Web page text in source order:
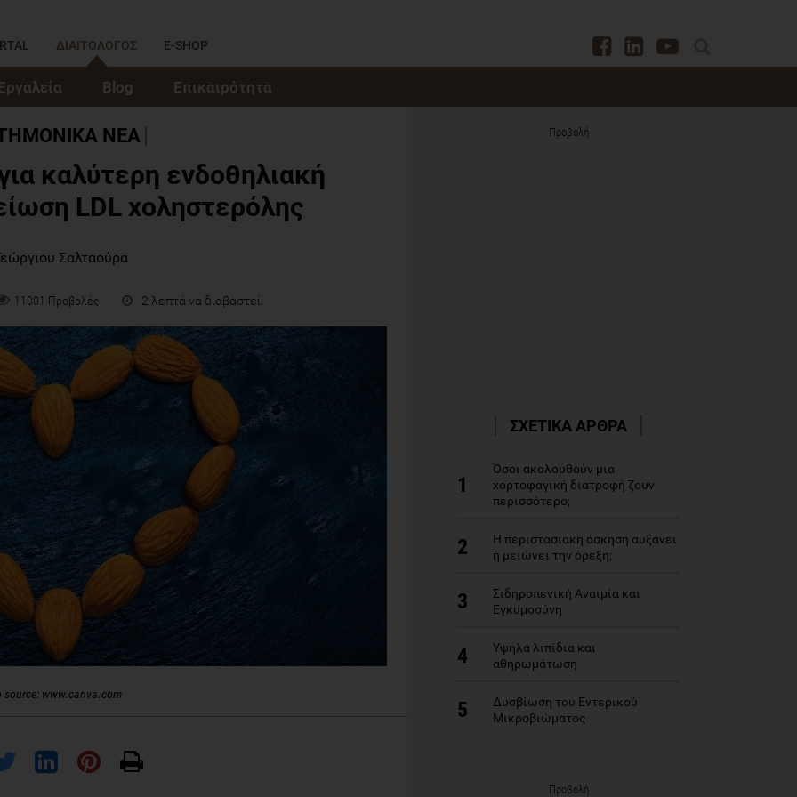
ΔΙΑΙΤΟΛΟΓΟΣ E-SHOP
Blog Επικαιρότητα
ΝΕΑ
καλύτερη ενδοθηλιακή
LDL χοληστερόλης
Σαλταούρα
11001 Προβολές 2 λεπτά να διαβαστεί
source: www.canva.com
Προβολή
ΣΧΕΤΙΚΑ ΑΡΘΡΑ
1
Όσοι ακολουθούν μια
χορτοφαγική διατροφή ζουν
περισσότερο;
2
Η περιστασιακή άσκηση αυξάνει
ή μειώνει την όρεξη;
3
Σιδηροπενική Αναιμία και
Εγκυμοσύνη
4
Υψηλά λιπίδια και
αθηρωμάτωση
5
Δυσβίωση του Εντερικού
Μικροβιώματος
Προβολή